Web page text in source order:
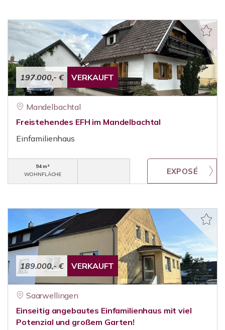
197.000,- € VERKAUFT
Mandelbachtal
Freistehendes EFH im Mandelbachtal
Einfamilienhaus
94 m²
WOHNFLÄCHE
189.000,- € VERKAUFT
Saarwellingen
Einseitig angebautes Einfamilienhaus mit viel
Potenzial und großem Garten!